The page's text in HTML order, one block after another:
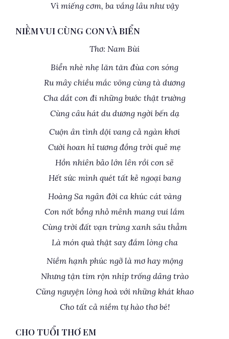
Vì miếng cơm, ba vắng lâu như vậy
NIỀM VUI CÙNG CON VÀ BIỂN
Thơ: Nam Bùi
Biển nhè nhẹ lăn tăn đùa con sóng
Ru mây chiều mắc võng cùng tà dương
Cha dắt con đi những bước thật trường
Cùng câu hát du dương ngời bến dạ
Cuộn ân tình dội vang cả ngàn khơi
Cười hoan hỉ tương đồng trời quê mẹ
Hồn nhiên bảo lớn lên rồi con sẽ
Hết sức mình quét tất kẻ ngoại bang
Hoàng Sa ngân đời ca khúc cát vàng
Con nốt bổng nhỏ mênh mang vui lắm
Cùng trời đất vạn trùng xanh sâu thẳm
Là món quà thật say đắm lòng cha
Niềm hạnh phúc ngỡ là mơ hay mộng
Nhưng tận tim rộn nhịp trống dâng trào
Cũng nguyện lòng hoà với những khát khao
Cho tất cả niềm tự hào thơ bé!
CHO TUỔI THƠ EM